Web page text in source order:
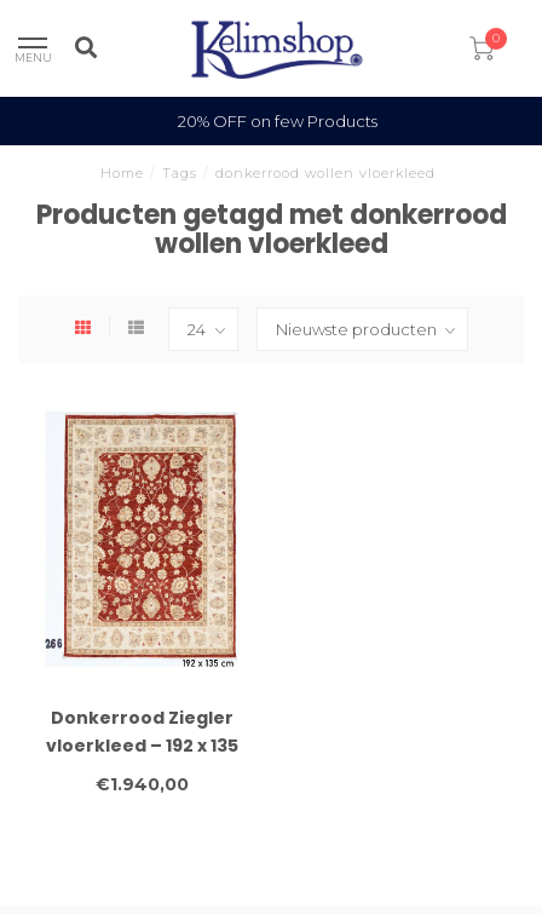
MENU
0
20% OFF on few Products
Home Tags donkerrood wollen vloerkleed
Producten getagd met donkerrood
wollen vloerkleed
Donkerrood Ziegler
vloerkleed – 192 x 135
cm – Handgeknoopt
€1.940,00